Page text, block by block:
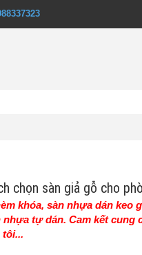
chọn sàn giả gỗ cho
khóa, sàn nhựa dán keo
tự dán. Cam kết cung
tôi...